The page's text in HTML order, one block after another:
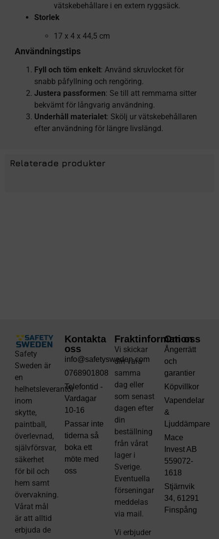
vätskebehållare i en extern ryggsäck.
Storlek
17 x 4 x 44,5 cm
Användningstips
Fyll och töm enkelt: Använd skruvlocket för
snabb påfyllning och rengöring.
Justera passformen: Se till att remmarna sitter
bekvämt för långvarig användning.
Underhåll materialet: Skölj ur vätskebehållaren
efter användning för längre livslängd.
Relaterade produkter
Safety
Sweden är
en
helhetsleverantör
inom
skytte,
paintball,
överlevnad,
självförsvar,
säkerhet
för bil och
hem samt
övervakning.
Vårat mål
är att alltid
erbjuda de
Kontakta
oss
info@safetysweden.com
0768901808
Telefontid -
Vardagar
10-16
Passar inte
tiderna så
boka ett
möte med
oss
Fraktinformation
Vi skickar
din vara
samma
dag eller
som senast
dagen efter
din
beställning
från vårat
lager i
Sverige.
Eventuella
förseningar
meddelas
via mail.
Vi erbjuder
Om oss
Ångerrätt
och
garantier
Köpvillkor
Vapendelar
&
Ljuddämpare
Mace
Invest AB
559072-
1618
Stjärnvik
34, 61291
Finspång